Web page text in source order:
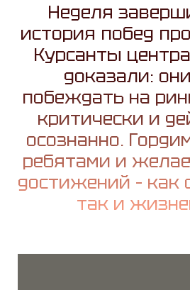
Неделя
история побед
Курсанты
доказали:
побеждать на
критически и
осознанно.
ребятами и
достижений – как
так и